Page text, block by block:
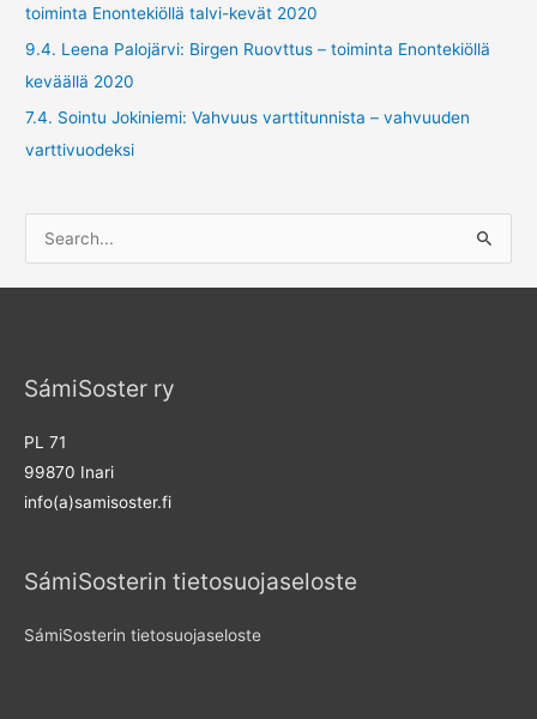
toiminta Enontekiöllä talvi-kevät 2020
9.4. Leena Palojärvi: Birgen Ruovttus – toiminta Enontekiöllä
keväällä 2020
7.4. Sointu Jokiniemi: Vahvuus varttitunnista – vahvuuden
varttivuodeksi
e
a
h
o
SámiSoster ry
PL 71
99870 Inari
info(a)samisoster.fi
SámiSosterin tietosuojaseloste
SámiSosterin tietosuojaseloste